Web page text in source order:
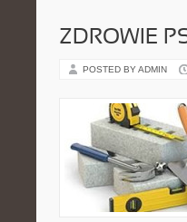
ZDROWIE
POSTED BY ADMIN